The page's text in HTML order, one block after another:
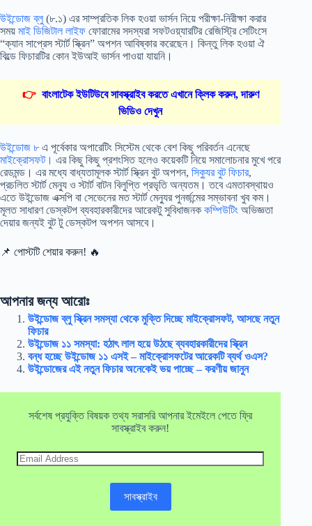
উইন্ডোজ ব্লু (৮.১) এর সাম্প্রতিক লিক হওয়া ভার্সন নিয়ে পরীক্ষা-নিরীক্ষা করার
সময় মাই ডিজিটাল লাইফ ফোরামের সদস্যরা সফটওয়্যারটির রেজিস্ট্রি সেটিংসে
“ক্যান সাপ্রেস স্টার্ট স্ক্রিন” অপশন আবিষ্কার করেছেন। কিন্তু লিক হওয়া ঐ
বিল্ডে ফিচারটির কোন ইউআই ভার্সন পাওয়া যায়নি।
👉 বাংলাটেক ইউটিউবে সাবস্ক্রাইব করতে এখানে ক্লিক করুন, দারুণ
ভিডিও দেখুন
উইন্ডোজ ৮এ পূর্বেকার অপারেটিং সিস্টেম থেকে বেশ কিছু পরিবর্তন এনেছে
মাইক্রোসফট। এর কিছু কিছু প্রশংসিত হলেও কয়েকটি নিয়ে সমালোচনার মুখে পরে
রেডমন্ড। এর মধ্যে বাধ্যতামূলক স্টার্ট স্ক্রিন বুট অপশন, সিক্যুর বুট ফিচার,
প্রচলিত স্টার্ট মেন্যু ও স্টার্ট বাটন বিলুপ্তি প্রভৃতি অন্যতম। তবে এমতাবস্থায়ও
এতে উইন্ডোজ এক্সপি বা সেভেনের মত স্টার্ট মেন্যুর পুনর্জন্মের সম্ভাবনা খুব কম।
মূলত সাধারণ ডেস্কটপ ব্যবহারকারীদের আরেকটু সুবিধাজনক কম্পিউটিং অভিজ্ঞতা
দেয়ার জন্যই বুট টু ডেস্কটপ অপশন আসবে।
📌 পোস্টটি শেয়ার করুন! 🔥
আপনার জন্য আরোঃ
উইন্ডোজ ব্লু স্ক্রিন সমস্যা থেকে মুক্তি দিচ্ছে মাইক্রোসফট, আসছে নতুন
ফিচার
উইন্ডোজ ১১ সমস্যা: হঠাৎ লাল হয়ে উঠছে ব্যবহারকারীদের স্ক্রিন
বন্ধ হচ্ছে উইন্ডোজ ১১ এসই – মাইক্রোসফটের আরেকটি ব্যর্থ ওএস?
উইন্ডোজের এই নতুন ফিচার অনেকেই ভয় পাচ্ছে – করণীয় জানুন
সর্বশেষ প্রযুক্তি বিষয়ক তথ্য সরাসরি আপনার ইমেইলে পেতে ফ্রি
সাবস্ক্রাইব করুন!
Email
Address
সাবস্ক্রাইব